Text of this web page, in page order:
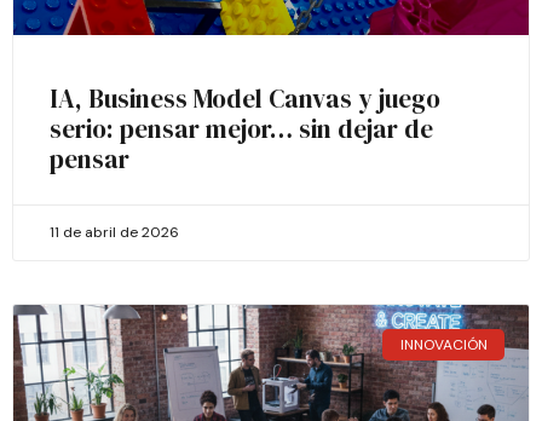
IA, Business Model Canvas y juego
serio: pensar mejor… sin dejar de
pensar
11 de abril de 2026
INNOVACIÓN